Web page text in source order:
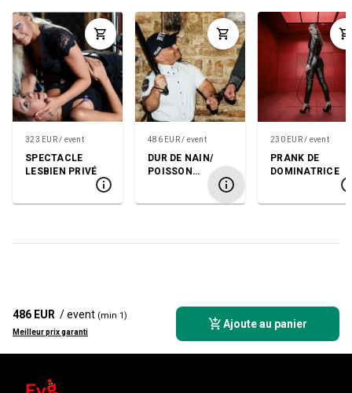
323 EUR / event
SPECTACLE
LESBIEN PRIVÉ
486 EUR / event
DUR DE NAIN/
POISSON
230 EUR / event
PRANK DE
DOMINATRICE
486 EUR / event (min 1)
Meilleur prix garanti
Ajoute au panier